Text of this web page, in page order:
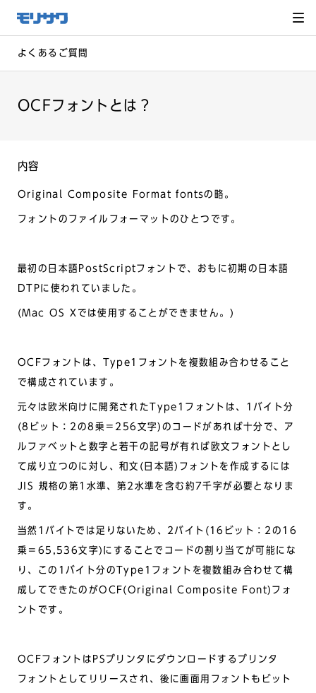
メ
ニュー
飛ばし
へ移動
よくあるご質問
OCFフォントとは？
内容
Original Composite Format fontsの略。
フォントのファイルフォーマットのひとつです。
最初の日本語PostScriptフォントで、おもに初期の日本語
DTPに使われていました。
(Mac OS Xでは使用することができません。)
OCFフォントは、Type1フォントを複数組み合わせること
で構成されています。
元々は欧米向けに開発されたType1フォントは、1バイト分
(8ビット：2の8乗＝256文字)のコードがあれば十分で、ア
ルファベットと数字と若干の記号が有れば欧文フォントとし
て成り立つのに対し、和文(日本語)フォントを作成するには
JIS 規格の第1水準、第2水準を含む約7千字が必要となりま
す。
当然1バイトでは足りないため、2バイト(16ビット：2の16
乗＝65,536文字)にすることでコードの割り当てが可能にな
り、この1バイト分のType1フォントを複数組み合わせて構
成してできたのがOCF(Original Composite Font)フォ
ントです。
OCFフォントはPSプリンタにダウンロードするプリンタ
フォントとしてリリースされ、後に画面用フォントもビット